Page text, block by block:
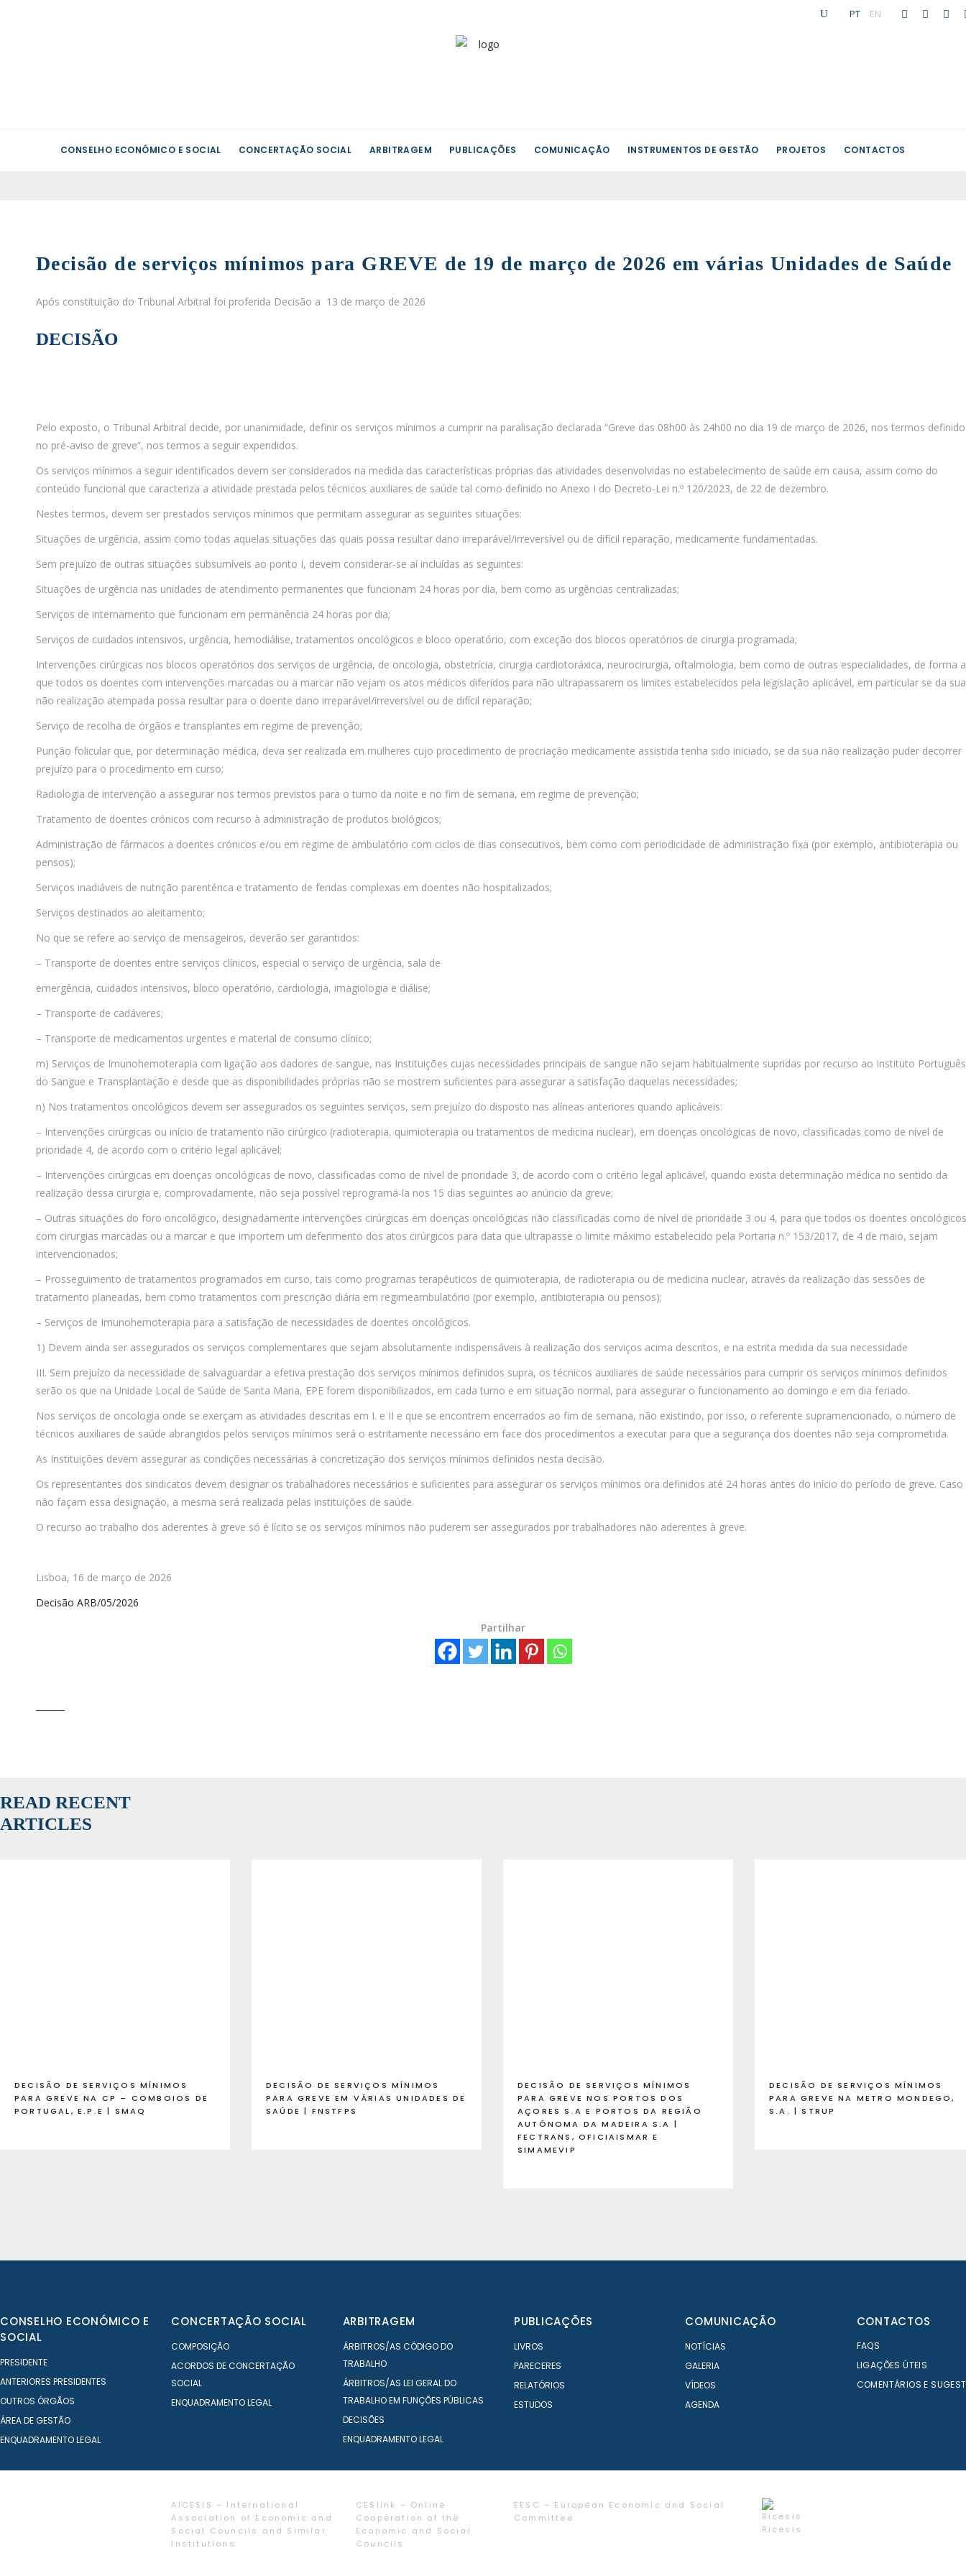
PT EN
CONSELHO ECONÓMICO E SOCIAL CONCERTAÇÃO SOCIAL ARBITRAGEM PUBLICAÇÕES COMUNICAÇÃO INSTRUMENTOS DE GESTÃO PROJETOS CONTACTOS
Decisão de serviços mínimos para GREVE de 19 de março de 2026 em várias Unidades de Saúde
Após constituição do Tribunal Arbitral foi proferida Decisão a 13 de março de 2026
DECISÃO
Pelo exposto, o Tribunal Arbitral decide, por unanimidade, definir os serviços mínimos a cumprir na paralisação declarada “Greve das 08h00 às 24h00 no dia 19 de março de 2026, nos termos
no pré-aviso de greve”, nos termos a seguir expendidos.
Os serviços mínimos a seguir identificados devem ser considerados na medida das características próprias das atividades desenvolvidas no estabelecimento de saúde em causa, assim como do
conteúdo funcional que caracteriza a atividade prestada pelos técnicos auxiliares de saúde tal como definido no Anexo I do Decreto-Lei n.º 120/2023, de 22 de dezembro.
Nestes termos, devem ser prestados serviços mínimos que permitam assegurar as seguintes situações:
Situações de urgência, assim como todas aquelas situações das quais possa resultar dano irreparável/irreversível ou de difícil reparação, medicamente fundamentadas.
Sem prejuízo de outras situações subsumíveis ao ponto I, devem considerar-se aí incluídas as seguintes:
Situações de urgência nas unidades de atendimento permanentes que funcionam 24 horas por dia, bem como as urgências centralizadas;
Serviços de internamento que funcionam em permanência 24 horas por dia;
Serviços de cuidados intensivos, urgência, hemodiálise, tratamentos oncológicos e bloco operatório, com exceção dos blocos operatórios de cirurgia programada;
Intervenções cirúrgicas nos blocos operatórios dos serviços de urgência, de oncologia, obstetrícia, cirurgia cardiotoráxica, neurocirurgia, oftalmologia, bem como de outras especialidades, de forma a
que todos os doentes com intervenções marcadas ou a marcar não vejam os atos médicos diferidos para não ultrapassarem os limites estabelecidos pela legislação aplicável, em particular se da sua
não realização atempada possa resultar para o doente dano irreparável/irreversível ou de difícil reparação;
Serviço de recolha de órgãos e transplantes em regime de prevenção;
Punção folicular que, por determinação médica, deva ser realizada em mulheres cujo procedimento de procriação medicamente assistida tenha sido iniciado, se da sua não realização puder decorrer
prejuízo para o procedimento em curso;
Radiologia de intervenção a assegurar nos termos previstos para o turno da noite e no fim de semana, em regime de prevenção;
Tratamento de doentes crónicos com recurso à administração de produtos biológicos;
Administração de fármacos a doentes crónicos e/ou em regime de ambulatório com ciclos de dias consecutivos, bem como com periodicidade de administração fixa (por exemplo, antibioterapia ou
pensos);
Serviços inadiáveis de nutrição parentérica e tratamento de feridas complexas em doentes não hospitalizados;
Serviços destinados ao aleitamento;
No que se refere ao serviço de mensageiros, deverão ser garantidos:
– Transporte de doentes entre serviços clínicos, especial o serviço de urgência, sala de
emergência, cuidados intensivos, bloco operatório, cardiologia, imagiologia e diálise;
– Transporte de cadáveres;
– Transporte de medicamentos urgentes e material de consumo clínico;
m) Serviços de Imunohemoterapia com ligação aos dadores de sangue, nas Instituições cujas necessidades principais de sangue não sejam habitualmente supridas por recurso ao Instituto Português
do Sangue e Transplantação e desde que as disponibilidades próprias não se mostrem suficientes para assegurar a satisfação daquelas necessidades;
n) Nos tratamentos oncológicos devem ser assegurados os seguintes serviços, sem prejuízo do disposto nas alíneas anteriores quando aplicáveis:
– Intervenções cirúrgicas ou início de tratamento não cirúrgico (radioterapia, quimioterapia ou tratamentos de medicina nuclear), em doenças oncológicas de novo, classificadas como de nível de
prioridade 4, de acordo com o critério legal aplicável;
– Intervenções cirúrgicas em doenças oncológicas de novo, classificadas como de nível de prioridade 3, de acordo com o critério legal aplicável, quando exista determinação médica no sentido da
realização dessa cirurgia e, comprovadamente, não seja possível reprogramá-la nos 15 dias seguintes ao anúncio da greve;
– Outras situações do foro oncológico, designadamente intervenções cirúrgicas em doenças oncológicas não classificadas como de nível de prioridade 3 ou 4, para que todos os doentes oncológicos
com cirurgias marcadas ou a marcar e que importem um deferimento dos atos cirúrgicos para data que ultrapasse o limite máximo estabelecido pela Portaria n.º 153/2017, de 4 de maio, sejam
intervencionados;
– Prosseguimento de tratamentos programados em curso, tais como programas terapêuticos de quimioterapia, de radioterapia ou de medicina nuclear, através da realização das sessões de
tratamento planeadas, bem como tratamentos com prescrição diária em regimeambulatório (por exemplo, antibioterapia ou pensos);
– Serviços de Imunohemoterapia para a satisfação de necessidades de doentes oncológicos.
1) Devem ainda ser assegurados os serviços complementares que sejam absolutamente indispensáveis à realização dos serviços acima descritos, e na estrita medida da sua necessidade
III. Sem prejuízo da necessidade de salvaguardar a efetiva prestação dos serviços mínimos definidos supra, os técnicos auxiliares de saúde necessários para cumprir os serviços mínimos definidos
serão os que na Unidade Local de Saúde de Santa Maria, EPE forem disponibilizados, em cada turno e em situação normal, para assegurar o funcionamento ao domingo e em dia feriado.
Nos serviços de oncologia onde se exerçam as atividades descritas em I. e II e que se encontrem encerrados ao fim de semana, não existindo, por isso, o referente supramencionado, o número de
técnicos auxiliares de saúde abrangidos pelos serviços mínimos será o estritamente necessário em face dos procedimentos a executar para que a segurança dos doentes não seja comprometida.
As Instituições devem assegurar as condições necessárias à concretização dos serviços mínimos definidos nesta decisão.
Os representantes dos sindicatos devem designar os trabalhadores necessários e suficientes para assegurar os serviços mínimos ora definidos até 24 horas antes do início do período de greve. Caso
não façam essa designação, a mesma será realizada pelas instituições de saúde.
O recurso ao trabalho dos aderentes à greve só é lícito se os serviços mínimos não puderem ser assegurados por trabalhadores não aderentes à greve.
Lisboa, 16 de março de 2026
Decisão ARB/05/2026
Partilhar
READ RECENT
ARTICLES
DECISÃO DE SERVIÇOS MÍNIMOS
PARA GREVE NA CP – COMBOIOS DE
PORTUGAL, E.P.E | SMAQ
DECISÃO DE SERVIÇOS MÍNIMOS
PARA GREVE EM VÁRIAS UNIDADES DE
SAÚDE | FNSTFPS
DECISÃO DE SERVIÇOS MÍNIMOS
PARA GREVE NOS PORTOS DOS
AÇORES S.A E PORTOS DA REGIÃO
AUTÓNOMA DA MADEIRA S.A |
FECTRANS, OFICIAISMAR E
SIMAMEVIP
DECISÃO DE SERVIÇOS MÍNIMOS
PARA GREVE NA METRO MONDEGO,
S.A. | STRUP
CONSELHO ECONÓMICO E
SOCIAL
PRESIDENTE
ANTERIORES PRESIDENTES
OUTROS ÓRGÃOS
ÁREA DE GESTÃO
ENQUADRAMENTO LEGAL
CONCERTAÇÃO SOCIAL
COMPOSIÇÃO
ACORDOS DE CONCERTAÇÃO
SOCIAL
ENQUADRAMENTO LEGAL
ARBITRAGEM
ÁRBITROS/AS CÓDIGO DO
TRABALHO
ÁRBITROS/AS LEI GERAL DO
TRABALHO EM FUNÇÕES PÚBLICAS
DECISÕES
ENQUADRAMENTO LEGAL
PUBLICAÇÕES
LIVROS
PARECERES
RELATÓRIOS
ESTUDOS
COMUNICAÇÃO
NOTÍCIAS
GALERIA
VÍDEOS
AGENDA
CONTACTOS
FAQS
LIGAÇÕES ÚTEIS
COMENTÁRIOS E
AICESIS – International
Association of Economic and
Social Councils and Similar
Institutions
CESlink – Online
Cooperation of the
Economic and Social
Councils
EESC – European Economic and Social
Committee
Ricesis